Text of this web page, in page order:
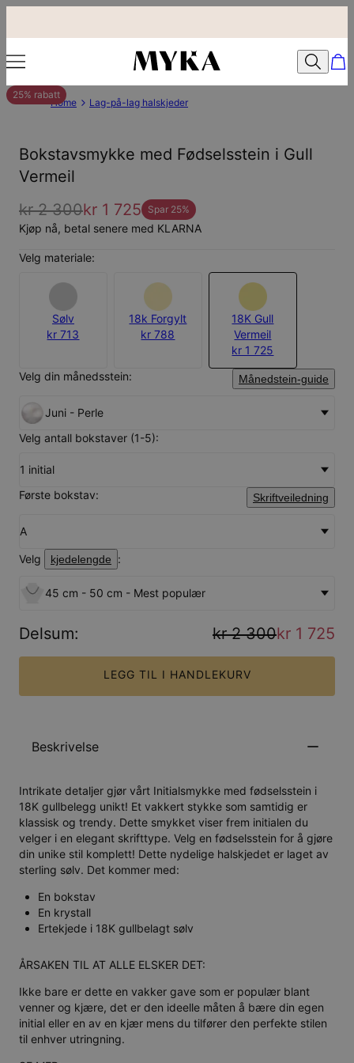
25% rabatt
Home Lag-på-lag halskjeder
Bokstavsmykke med Fødselsstein i Gull
Vermeil
kr 2 300kr 1 725 Spar 25%
Kjøp nå, betal senere med KLARNA
Velg materiale:
Sølv
kr 713
18k Forgylt
kr 788
18K Gull
Vermeil
kr 1 725
Velg din månedsstein:
Månedstein-guide
Juni - Perle
Velg antall bokstaver (1-5):
1 initial
Første bokstav:
Skriftveiledning
A
Velg kjedelengde :
45 cm - 50 cm - Mest populær
Delsum: kr 2 300kr 1 725
LEGG TIL I HANDLEKURV
Beskrivelse
Intrikate detaljer gjør vårt Initialsmykke med fødselsstein i
18K gullbelegg unikt! Et vakkert stykke som samtidig er
klassisk og trendy. Dette smykket viser frem initialen du
velger i en elegant skrifttype. Velg en fødselsstein for å gjøre
din unike stil komplett! Dette nydelige halskjedet er laget av
sterling sølv. Det kommer med:
En bokstav
En krystall
Ertekjede i 18K gullbelagt sølv
ÅRSAKEN TIL AT ALLE ELSKER DET:
Ikke bare er dette en vakker gave som er populær blant
venner og kjære, det er den ideelle måten å bære din egen
initial eller en av en kjær mens du tilfører den perfekte stilen
til enhver utringning.